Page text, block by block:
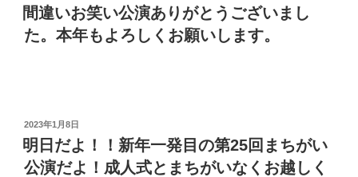
稿
日:
間違いお笑い公演ありがとうございまし
た。本年もよろしくお願いします。
投
稿
日:
2023年1月8日
明日だよ！！新年一発目の第25回まちがい
公演だよ！成人式とまちがいなくお越しく